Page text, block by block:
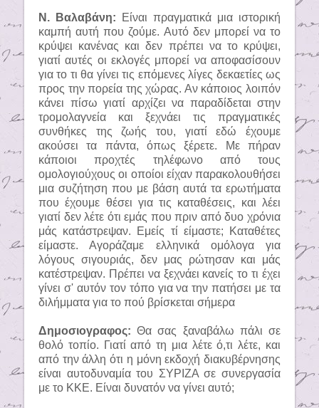
Ν. Βαλαβάνη:
Είναι πραγματικά μια ιστορική
καμπή αυτή που ζούμε. Αυτό δεν μπορεί να το
κρύψει κανένας και δεν πρέπει να το κρύψει,
γιατί αυτές οι εκλογές μπορεί να αποφασίσουν
για το τι θα γίνει τις επόμενες λίγες δεκαετίες ως
προς την πορεία της χώρας. Αν κάποιος λοιπόν
κάνει πίσω γιατί αρχίζει να παραδίδεται στην
τρομολαγνεία και ξεχνάει τις πραγματικές
συνθήκες της ζωής του, γιατί εδώ έχουμε
ακούσει τα πάντα, όπως ξέρετε. Με πήραν
κάποιοι προχτές τηλέφωνο από τους
ομολογιούχους οι οποίοι είχαν παρακολουθήσει
μια συζήτηση που με βάση αυτά τα ερωτήματα
που έχουμε θέσει για τις καταθέσεις, και λέει
γιατί δεν λέτε ότι εμάς που πριν από δυο χρόνια
μάς κατάστρεψαν. Εμείς τί είμαστε; Καταθέτες
είμαστε. Αγοράζαμε ελληνικά ομόλογα για
λόγους σιγουριάς, δεν μας ρώτησαν και μάς
κατέστρεψαν. Πρέπει να ξεχνάει κανείς το τι έχει
γίνει σ' αυτόν τον τόπο για να την πατήσει με τα
διλήμματα για το πού βρίσκεται σήμερα
Δημοσιογραφος: Θα σας ξαναβάλω πάλι σε
θολό τοπίο. Γιατί από τη μια λέτε ό,τι λέτε, και
από την άλλη ότι η μόνη εκδοχή διακυβέρνησης
είναι αυτοδυναμία του ΣΥΡΙΖΑ σε συνεργασία
με το ΚΚΕ. Είναι δυνατόν να γίνει αυτό;